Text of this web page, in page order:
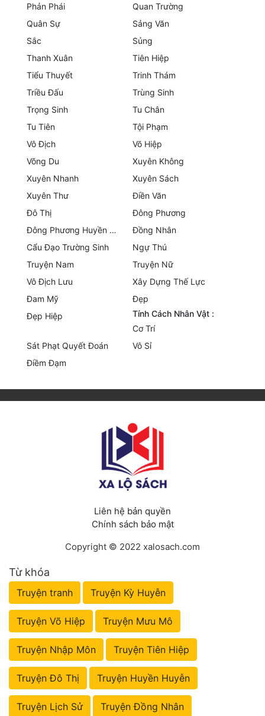
Ngôn Tình
Nữ Cường
Phong Thủy - Tâm Linh
Phương Tây
Quan Trường
Sảng Văn
Thanh Xuân
Tiên Hiệp
Tiểu Thuyết
Trinh Thám
Triều Đấu
Võng Du
Xuyên Không
Xuyên Nhanh
Xuyên Sách
Xuyên Thư
Điền Văn
Phản Phái
Quan Trường
Quân Sự
Sảng Văn
Sắc
Sủng
Thanh Xuân
Tiên Hiệp
Tiểu Thuyết
Trinh Thám
Triều Đấu
Trùng Sinh
Trọng Sinh
Tu Chân
Tu Tiên
Tội Phạm
Vô Địch
Võ Hiệp
Võng Du
Xuyên Không
Xuyên Nhanh
Xuyên Sách
Xuyên Thư
Điền Văn
Đô Thị
Đông Phương
Đông Phương Huyền Huyễn
Đồng Nhân
Cẩu Đạo Trường Sinh
Ngự Thú
Truyện Nam
Truyện Nữ
Vô Địch Lưu
Xây Dựng Thế Lực
Đam Mỹ
Đẹp
Đẹp Hiệp
Tính Cách Nhân Vật :
Cơ Trí
Sát Phạt Quyết Đoán
Vô Sỉ
Điềm Đạm
Liên hệ bản quyền
Chính sách bảo mật
Copyright © 2022 xalosach.com
Từ khóa
Truyện tranh Truyện Kỳ Huyễn
Truyện Võ Hiệp Truyện Mưu Mô
Truyện Nhập Môn Truyện Tiên Hiệp
Truyện Đô Thị Truyện Huyền Huyễn
Truyện Lịch Sử Truyện Đồng Nhân